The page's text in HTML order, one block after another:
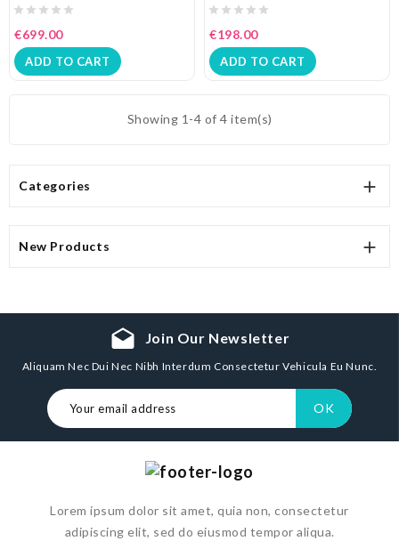
€699.00
ADD TO CART
€198.00
ADD TO CART
Showing 1-4 of 4 item(s)
Categories 
New Products 
drafts Join Our Newsletter
Aliquam Nec Dui Nec Nibh Interdum Consectetur Vehicula Eu Nunc.
Lorem ipsum dolor sit amet, quia non, consectetur
adipiscing elit, sed do eiusmod tempor aliqua.